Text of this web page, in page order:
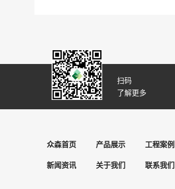
扫码
了解更多
众森首页 产品展示
工程案例
新闻资讯
关于我们 联系我们